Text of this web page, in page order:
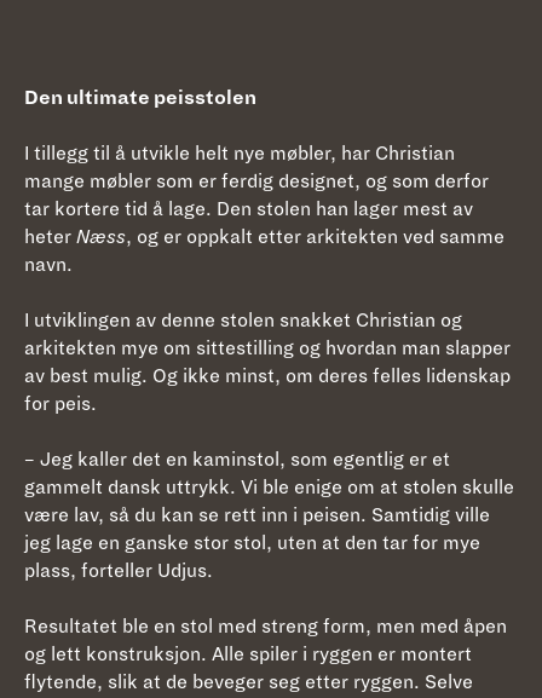
Den ultimate peisstolen
I tillegg til å utvikle helt nye møbler, har Christian
mange møbler som er ferdig designet, og som derfor
tar kortere tid å lage. Den stolen han lager mest av
heter Næss, og er oppkalt etter arkitekten ved samme
navn.
I utviklingen av denne stolen snakket Christian og
arkitekten mye om sittestilling og hvordan man slapper
av best mulig. Og ikke minst, om deres felles lidenskap
for peis.
– Jeg kaller det en kaminstol, som egentlig er et
gammelt dansk uttrykk. Vi ble enige om at stolen skulle
være lav, så du kan se rett inn i peisen. Samtidig ville
jeg lage en ganske stor stol, uten at den tar for mye
plass, forteller Udjus.
Resultatet ble en stol med streng form, men med åpen
og lett konstruksjon. Alle spiler i ryggen er montert
flytende, slik at de beveger seg etter ryggen. Selve